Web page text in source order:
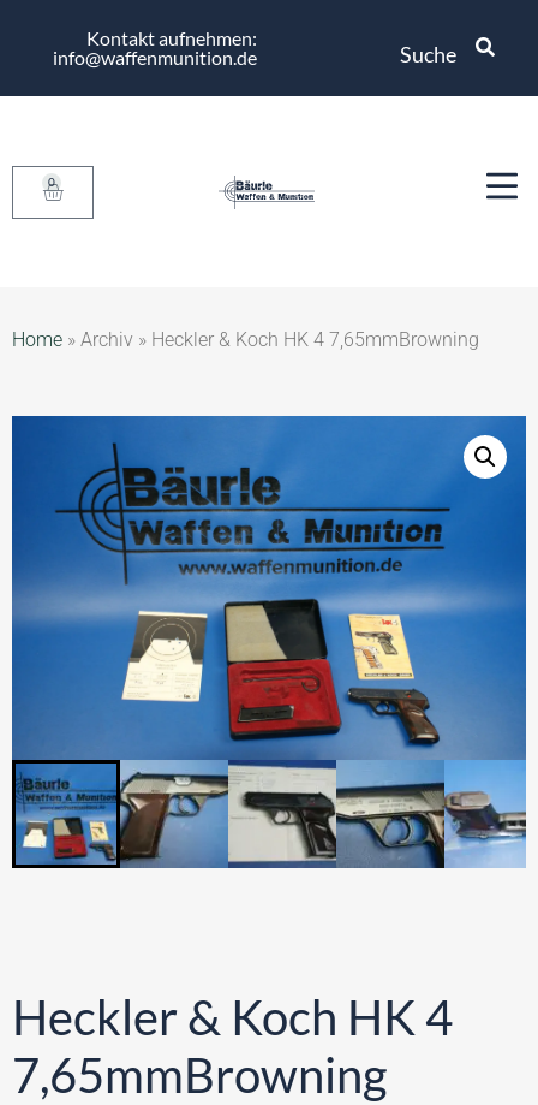
Kontakt aufnehmen:
info@waffenmunition.de
Suche
0
Home » Archiv » Heckler & Koch HK 4 7,65mmBrowning
Heckler & Koch HK 4
7,65mmBrowning